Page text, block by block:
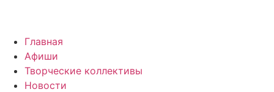
Главная
Афиши
Творческие коллективы
Новости